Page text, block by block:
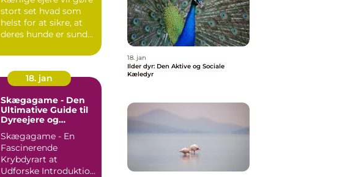
stort set hvad som
helst for at sikre, at
deres hunde er sunde
18. jan
Skægagame - Den
Ultimative Guide til
Dyreejere og
Skægagame - En
Fascinerende
Krybdyrart at
Udforske Introduktion
18. jan
Ilder dyr: Den Aktive og Sociale
Kæledyr